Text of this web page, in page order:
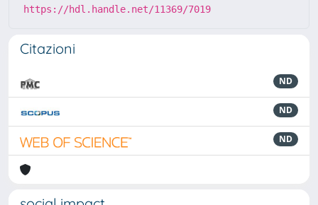
https://hdl.handle.net/11369/7019
Citazioni
ND
ND
ND